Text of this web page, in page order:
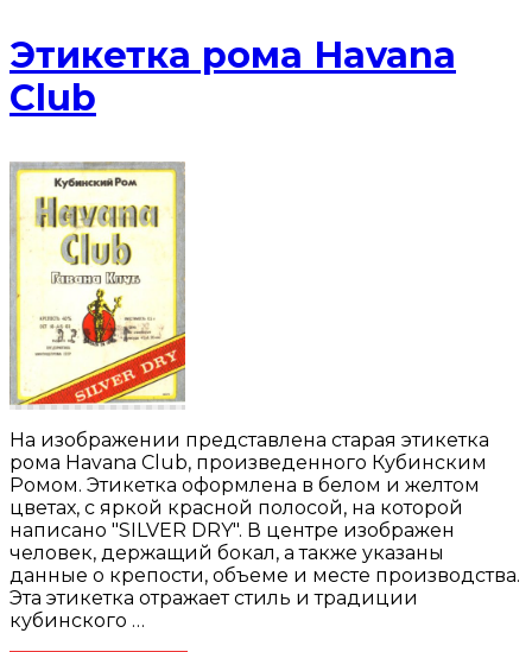
Этикетка рома Havana
Club
На изображении представлена старая этикетка
рома Havana Club, произведенного Кубинским
Ромом. Этикетка оформлена в белом и желтом
цветах, с яркой красной полосой, на которой
написано "SILVER DRY". В центре изображен
человек, держащий бокал, а также указаны
данные о крепости, объеме и месте производства.
Эта этикетка отражает стиль и традиции
кубинского …